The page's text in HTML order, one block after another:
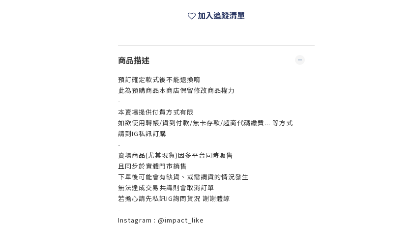
加入追蹤清單
商品描述
預訂確定款式後不能退換唷
此為預購商品本商店保留修改商品權力
-
本賣場提供付費方式有限
如欲使用轉帳/貨到付款/無卡存款/超商代碼繳費... 等方式
請到IG私訊訂購
-
賣場商品(尤其現貨)因多平台同時販售
且同步於實體門市銷售
下單後可能會有缺貨、或需調貨的情況發生
無法達成交易共識則會取消訂單
若擔心請先私訊IG詢問貨況 謝謝體諒
-
Instagram : @impact_like